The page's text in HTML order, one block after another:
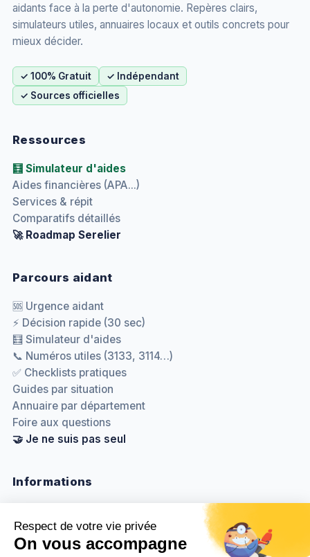
aidants face à la perte d'autonomie. Repères clairs,
simulateurs utiles, annuaires locaux et outils concrets pour
mieux décider.
✓ 100% Gratuit
✓ Indépendant
✓ Sources officielles
Ressources
🧮 Simulateur d'aides
Aides financières (APA...)
Services & répit
Comparatifs détaillés
🚀 Roadmap Serelier
Parcours aidant
🆘 Urgence aidant
⚡ Décision rapide (30 sec)
🧮 Simulateur d'aides
📞 Numéros utiles (3133, 3114…)
✅ Checklists pratiques
Guides par situation
Annuaire par département
Foire aux questions
🤝 Je ne suis pas seul
Informations
Méthodologie & sources
Politique de confidentialité